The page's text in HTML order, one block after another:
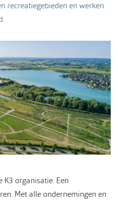
recreatiegebieden en werken
K3 organisatie. Een
Met alle ondernemingen en